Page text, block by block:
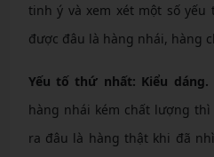
tinh ý và xem xét một số
được đâu là hàng nhái, hàng
Yếu tố thứ nhất: Kiểu dáng.
hàng nhái kém chất lượng
ra đâu là hàng thật khi đã